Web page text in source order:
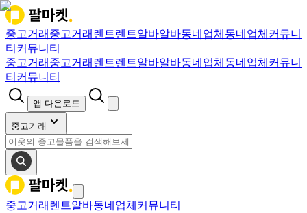
중고거래 중고거래 렌트렌트알바알바동네업체 동네업체 커뮤니
티 커뮤니티
중고거래 중고거래 렌트렌트알바알바동네업체 동네업체 커뮤니
티 커뮤니티
앱 다운로드
중고거래
중고거래 렌트알바동네업체 커뮤니티